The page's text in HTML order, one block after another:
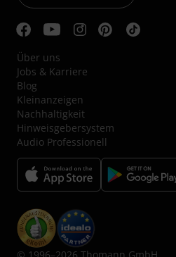
Über uns
Jobs & Karriere
Blog
Kleinanzeigen
Nachhaltigkeit
Hinweisgebersystem
Audio Professionell